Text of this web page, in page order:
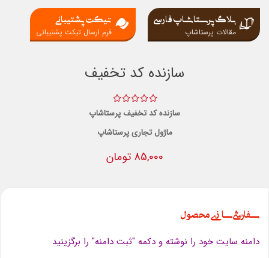
بلاگ پرستاشاپ فارسی
مقالات پرستاشاپ
تیکت پشتیبانی
فرم ارسال تیکت پشتیبانی
سازنده کد تخفیف
سازنده کد تخفیف پرستاشاپ
ماژول تجاری پرستاشاپ
85,000 تومان
سفارشی سازی محصول
دامنه سایت خود را نوشته و دکمه "ثبت دامنه" را برگزینید